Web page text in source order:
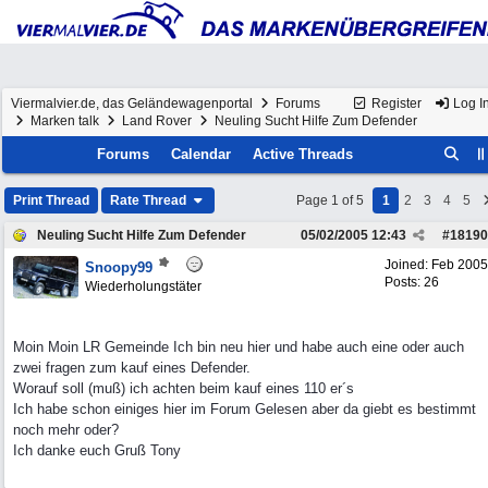
Register Log
Viermalvier.de, das Geländewagenportal
Forums
Marken talk
Land Rover Neuling Sucht Hilfe Zum Defender
Forums Calendar Active Threads
Print Thread Rate Thread Page 1 of 5 1 2 3 4 5
Neuling Sucht Hilfe Zum Defender #18190
05/02/2005 12:43
Joined: Feb 2005
Posts: 26
Snoopy99
Wiederholungstäter
Moin Moin LR Gemeinde Ich bin neu hier und habe auch eine oder auch
zwei fragen zum kauf eines Defender.
Worauf soll (muß) ich achten beim kauf eines 110 er´s
Ich habe schon einiges hier im Forum Gelesen aber da giebt es bestimmt
noch mehr oder?
Ich danke euch Gruß Tony